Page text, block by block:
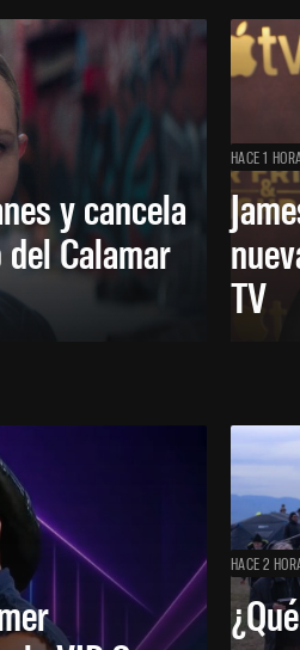
y cancela
Calamar
HACE 1
TV
HACE 2